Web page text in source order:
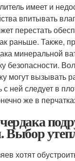
имеет и
впитывать
перестать
раньше. Также,
минеральной
безопасности.
могут вызывать
с ней следует в
же в
Выбор
хотят